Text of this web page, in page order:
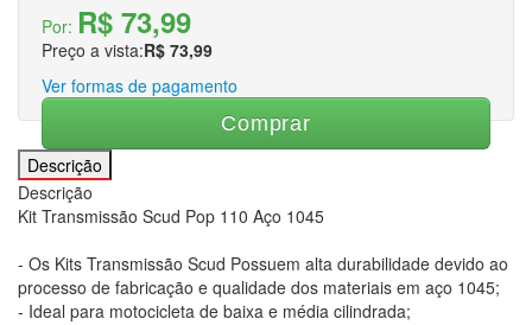
Mochilas Térmicas
Suportes
Capacetes
Capacetes
Capacetes
Capacetes Bike
Capacetes Cross
Reparos
Escapamentos Escapamentos
Escapamentos
Off Road
Por: R$ 73,99
Preço a vista:R$ 73,99
Ver formas de pagamento
Comprar
Descrição
Descrição
Kit Transmissão Scud Pop 110 Aço 1045
- Os Kits Transmissão Scud Possuem alta durabilidade devido ao
processo de fabricação e qualidade dos materiais em aço 1045;
- Ideal para motocicleta de baixa e média cilindrada;